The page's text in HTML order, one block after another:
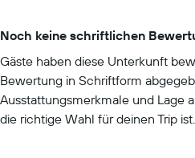
Noch keine schriftlichen
Gäste haben diese Unterkunft
Bewertung in Schriftform
Ausstattungsmerkmale und Lage
die richtige Wahl für deinen Trip ist.